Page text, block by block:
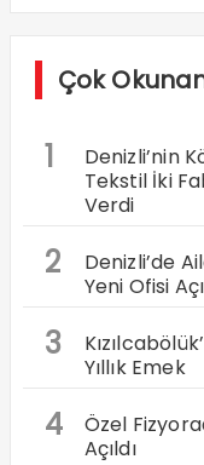
Çok
1
Denizli’nin
Tekstil İki
Verdi
2
Denizli’de
Yeni Ofisi
3
Yıllık Emek
4
Özel
Açıldı